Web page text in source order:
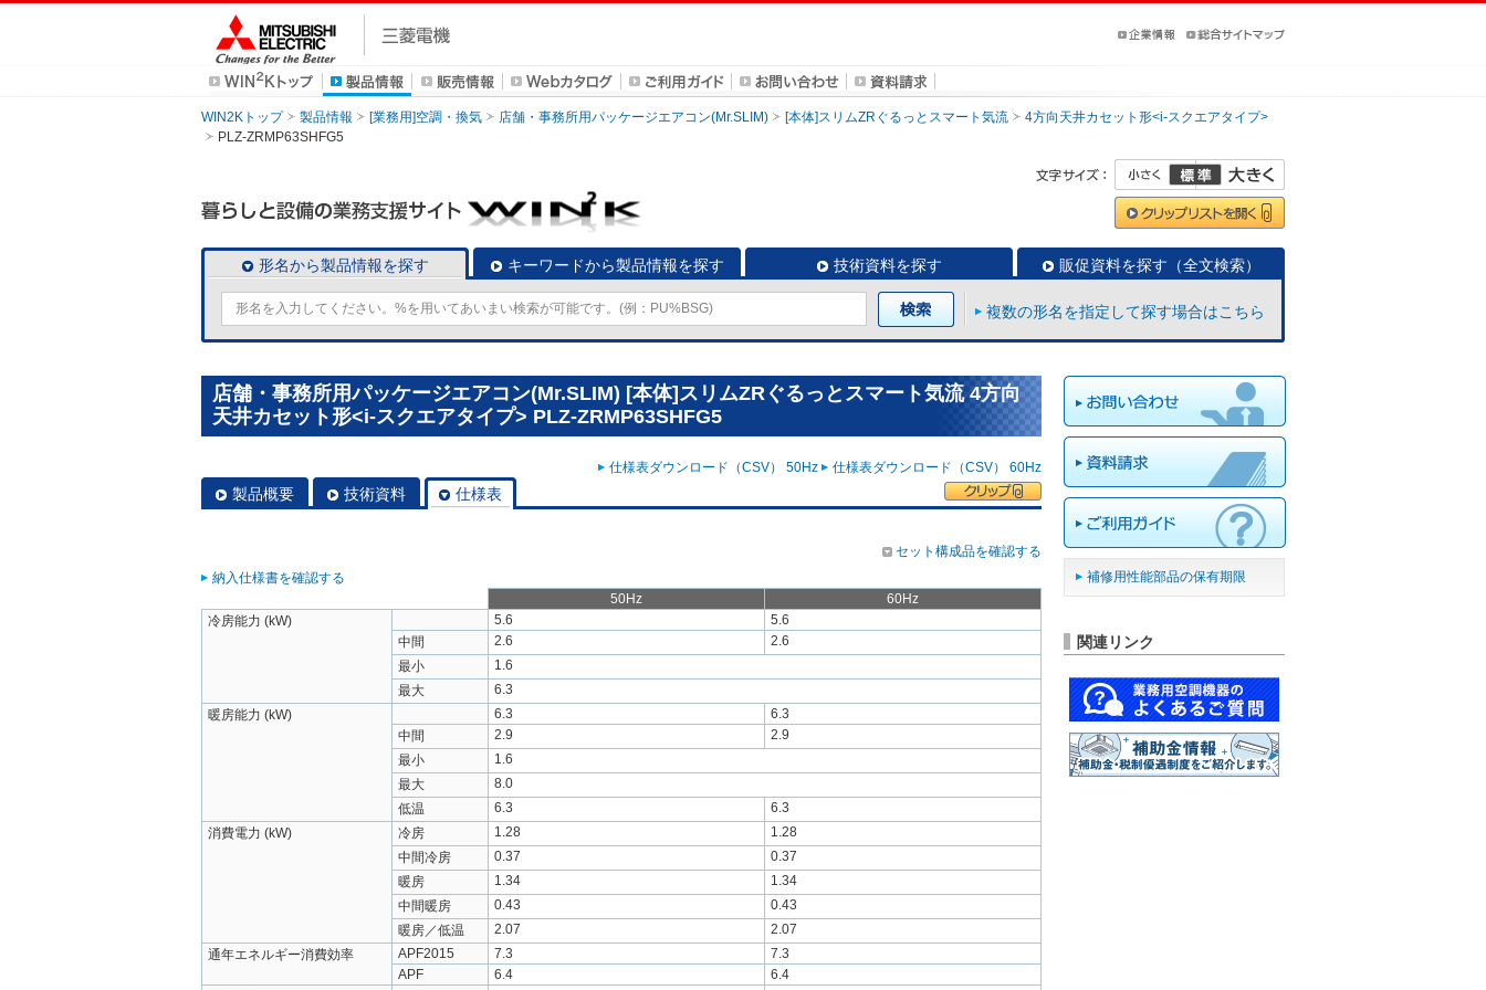
WIN2Kトップ 製品情報 [業務用]空調・換気 店舗・事務所用パッケージエアコン(Mr.SLIM) [本体]スリムZRぐるっとスマート気流
4方向天井カセット形<i-スクエアタイプ>
PLZ-ZRMP63SHFG5
形名から製品情報を探す キーワードから製品情報を探す 技術資料を探す 販促資料を探す（全文検索）
複数の形名を指定して探す場合はこちら
店舗・事務所用パッケージエアコン(Mr.SLIM) [本体]スリムZRぐるっとスマート気流 4方向
天井カセット形<i-スクエアタイプ> PLZ-ZRMP63SHFG5
仕様表ダウンロード（CSV） 50Hz 仕様表ダウンロード（CSV） 60Hz
製品概要 技術資料 仕様表
セット構成品を確認する
納入仕様書を確認する
50Hz
60Hz
冷房能力 (kW)
5.6
5.6
中間
2.6
2.6
最小
1.6
最大
6.3
暖房能力 (kW)
6.3
6.3
中間
2.9
2.9
最小
1.6
最大
8.0
低温
6.3
6.3
消費電力 (kW)
冷房 1.28
1.28
中間冷房
0.37
0.37
暖房
1.34
1.34
中間暖房
0.43
0.43
暖房／低温
2.07
2.07
通年エネルギー消費効率
APF2015 7.3
7.3
APF
6.4
6.4
補修用性能部品の保有期限
関連リンク